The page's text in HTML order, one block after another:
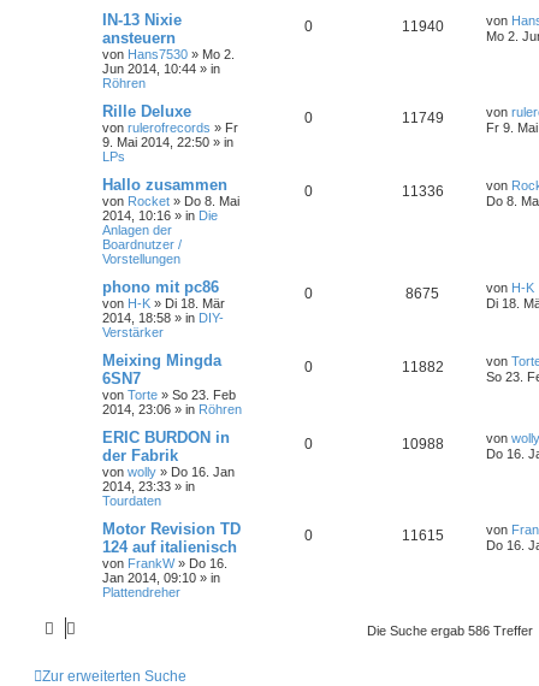
IN-13 Nixie
ansteuern
von Hans7530 » Mo 2.
Jun 2014, 10:44 » in
Röhren
0 11940 von
Mo 2.
Rille Deluxe
von rulerofrecords » Fr
9. Mai 2014, 22:50 » in
LPs
0 11749 von
Fr 9.
Hallo zusammen
von Rocket » Do 8. Mai
2014, 10:16 » in Die
Anlagen der
Boardnutzer /
Vorstellungen
0 11336 von
Do 8.
phono mit pc86
von H-K » Di 18. Mär
2014, 18:58 » in DIY-
Verstärker
0 8675 von H-K
Di 18.
Meixing Mingda
6SN7
von Torte » So 23. Feb
2014, 23:06 » in Röhren
0 11882 von
So 23.
ERIC BURDON in
der Fabrik
von wolly » Do 16. Jan
2014, 23:33 » in
Tourdaten
0 10988 von wolly
Do 16.
Motor Revision TD
124 auf italienisch
von FrankW» Do 16.
Jan 2014, 09:10 » in
Plattendreher
0 11615 von
Do 16.
Die Suche ergab 586 Treffer
Zur erweiterten Suche